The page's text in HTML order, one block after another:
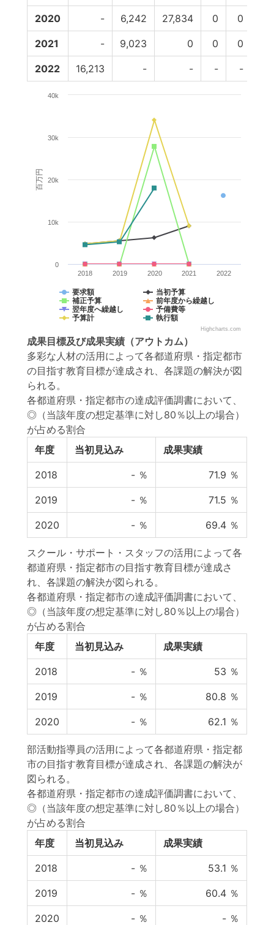
2020 - 6,242 27,834 0 0
2021 - 9,023 0 0 0
2022 16,213 - - - -
百万円
要求額
当初予算
補正予算
前年度から繰越し
翌年度へ繰越し
予備費等
予算計
執行額
2018 2019 2020 2021 2022
0
10k
20k
30k
40k
Highcharts.com
成果目標及び成果実績 （アウトカム）
多彩な人材の活用によって各都道府県・指定都市
の目指す教育目標が達成され、各課題の解決が図
られる。
各都道府県・指定都市の達成評価調書において、
◎（当該年度の想定基準に対し80％以上の場合）
が占める割合
年度
当初見込み 成果実績
2018 - ％ 71.9 ％
2019 - ％ 71.5 ％
2020 - ％ 69.4 ％
スクール・サポート・スタッフの活用によって各
都道府県・指定都市の目指す教育目標が達成さ
れ、各課題の解決が図られる。
各都道府県・指定都市の達成評価調書において、
◎（当該年度の想定基準に対し80％以上の場合）
が占める割合
年度
当初見込み 成果実績
2018 - ％ 53 ％
2019 - ％ 80.8 ％
2020 - ％ 62.1 ％
部活動指導員の活用によって各都道府県・指定都
市の目指す教育目標が達成され、各課題の解決が
図られる。
各都道府県・指定都市の達成評価調書において、
◎（当該年度の想定基準に対し80％以上の場合）
が占める割合
年度
当初見込み 成果実績
2018 - ％ 53.1 ％
2019 - ％ 60.4 ％
2020 - ％ - ％